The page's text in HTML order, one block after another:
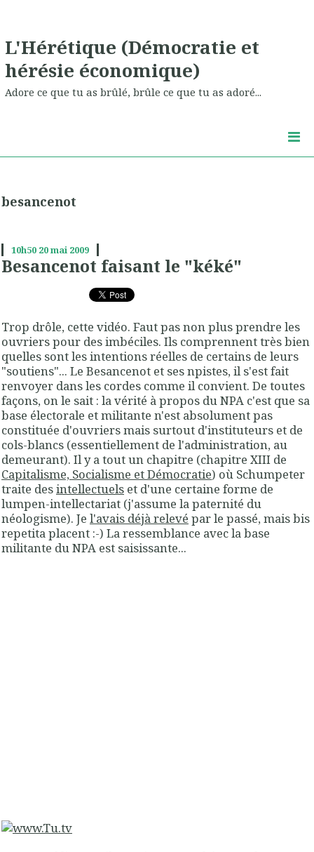
L'Hérétique (Démocratie et
hérésie économique)
Adore ce que tu as brûlé, brûle ce que tu as adoré...
besancenot
10h50 20mai 2009
Besancenot faisant le "kéké"
Trop drôle, cette vidéo. Faut pas non plus prendre les
ouvriers pour des imbéciles. Ils comprennent très bien
quelles sont les intentions réelles de certains de leurs
"soutiens"... Le Besancenot et sesnpistes, il s'est fait
renvoyer dans les cordes comme il convient. De toutes
façons, on le sait : la vérité à propos du NPA c'est que sa
base électorale et militante n'est absolument pas
constituée d'ouvriers mais surtout d'instituteurs et de
cols-blancs (essentiellement de l'administration, au
demeurant). Il y a tout un chapitre (chapitre XIII de
Capitalisme, Socialisme et Démocratie) où Schumpeter
traite desintellectuels et d'une certaine forme de
lumpen-intellectariat (j'assume la paternité du
néologisme). Je l'avais déjà relevé par le passé, mais bis
repetita placent :-) La ressemblance avec la base
militante du NPA est saisissante...